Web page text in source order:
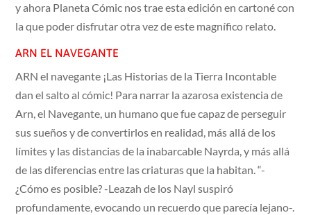
y ahora Planeta Cómic nos trae esta edición en cartoné con
la que poder disfrutar otra vez de este magnífico relato.
ARN EL NAVEGANTE
ARN el navegante ¡Las Historias de la Tierra Incontable
dan el salto al cómic! Para narrar la azarosa existencia de
Arn, el Navegante, un humano que fue capaz de perseguir
sus sueños y de convertirlos en realidad, más allá de los
límites y las distancias de la inabarcable Nayrda, y más allá
de las diferencias entre las criaturas que la habitan. “-
¿Cómo es posible? -Leazah de los Nayl suspiró
profundamente, evocando un recuerdo que parecía lejano-.